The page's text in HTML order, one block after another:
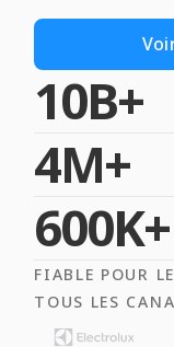
10B+
4M+
600K+
FIABLE POUR
TOUS LES